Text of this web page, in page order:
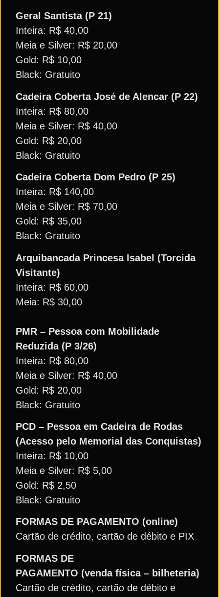
Geral Santista (P 21)
Inteira: R$ 40,00
Meia e Silver: R$ 20,00
Gold: R$ 10,00
Black: Gratuito
Cadeira Coberta José de Alencar (P 22)
Inteira: R$ 80,00
Meia e Silver: R$ 40,00
Gold: R$ 20,00
Black: Gratuito
Cadeira Coberta Dom Pedro (P 25)
Inteira: R$ 140,00
Meia e Silver: R$ 70,00
Gold: R$ 35,00
Black: Gratuito
Arquibancada Princesa Isabel (Torcida
Visitante)
Inteira: R$ 60,00
Meia: R$ 30,00
PMR – Pessoa com Mobilidade
Reduzida (P 3/26)
Inteira: R$ 80,00
Meia e Silver: R$ 40,00
Gold: R$ 20,00
Black: Gratuito
PCD – Pessoa em Cadeira de Rodas
(Acesso pelo Memorial das Conquistas)
Inteira: R$ 10,00
Meia e Silver: R$ 5,00
Gold: R$ 2,50
Black: Gratuito
FORMAS DE PAGAMENTO (online)
Cartão de crédito, cartão de débito e PIX
FORMAS DE
PAGAMENTO (venda física – bilheteria)
Cartão de crédito, cartão de débito e